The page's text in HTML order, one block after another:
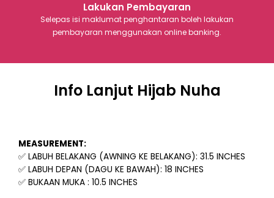
Lakukan Pembayaran
Selepas isi maklumat penghantaran boleh lakukan
pembayaran menggunakan online banking.
Info Lanjut Hijab Nuha
MEASUREMENT:
✅ LABUH BELAKANG (AWNING KE BELAKANG): 31.5 INCHES
✅ LABUH DEPAN (DAGU KE BAWAH): 18 INCHES
✅ BUKAAN MUKA : 10.5 INCHES